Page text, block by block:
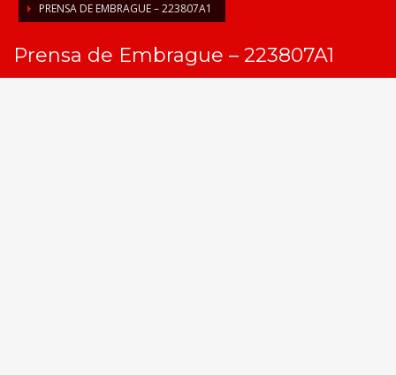
PRENSA DE EMBRAGUE – 223807A1
Prensa de Embrague – 223807A1